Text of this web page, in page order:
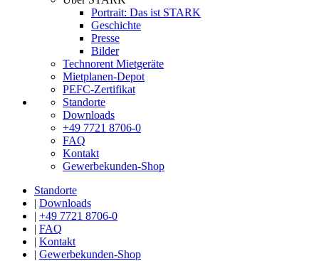
Portrait: Das ist STARK
Geschichte
Presse
Bilder
Technorent Mietgeräte
Mietplanen-Depot
PEFC-Zertifikat
Standorte
Downloads
+49 7721 8706-0
FAQ
Kontakt
Gewerbekunden-Shop
Standorte
| Downloads
| +49 7721 8706-0
| FAQ
| Kontakt
| Gewerbekunden-Shop